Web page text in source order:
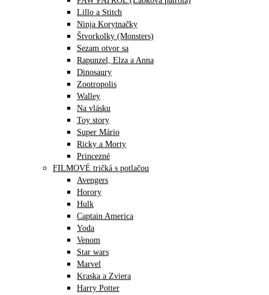
Lillo a Stitch
Ninja Korytnačky
Štvorkolky (Monsters)
Sezam otvor sa
Rapunzel, Elza a Anna
Dinosaury
Zootropolis
Walley
Na vlásku
Toy story
Super Mário
Ricky a Morty
Princezné
FILMOVÉ tričká s potlačou
Avengers
Horory
Hulk
Captain America
Yoda
Venom
Star wars
Marvel
Kraska a Zviera
Harry Potter